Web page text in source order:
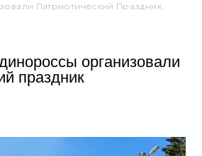
Патриотический Праздник
организовали
праздник